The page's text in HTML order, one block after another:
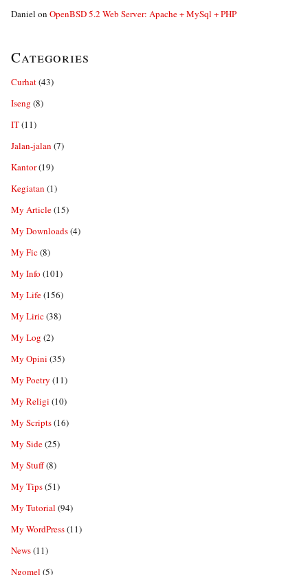
Daniel on OpenBSD 5.2 Web Server: Apache + MySql + PHP
Categories
Curhat(43)
Iseng (8)
IT(11)
Jalan-jalan (7)
Kantor(19)
Kegiatan (1)
My Article(15)
My Downloads(4)
My Fic(8)
My Info (101)
My Life(156)
My Liric(38)
My Log (2)
My Opini (35)
My Poetry (11)
My Religi (10)
My Scripts(16)
My Side(25)
My Stuff(8)
My Tips(51)
My Tutorial (94)
My WordPress(11)
News(11)
Ngomel (5)